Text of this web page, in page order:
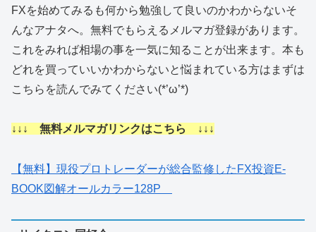
FXを始めてみるも何から勉強して良いのかわからないそ
んなアナタへ。無料でもらえるメルマガ登録があります。
これをみれば相場の事を一気に知ることが出来ます。本も
どれを買っていいかわからないと悩まれている方はまずは
こちらを読んでみてください(*’ω’*)
↓↓↓ 無料メルマガリンクはこちら ↓↓↓
【無料】現役プロトレーダーが総合監修したFX投資E-
BOOK図解オールカラー128P